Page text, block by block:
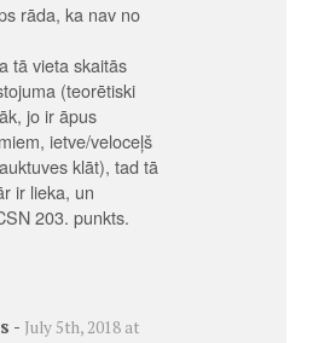
rāda, ka nav no
tā vieta skaitās
(teorētiski
jo ir āpus
ietve/veloceļš
klāt), tad tā
ir lieka, un
203. punkts.
- July 5th, 2018 at